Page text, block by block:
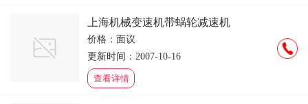
上海机械变速机带蜗轮减速机
价格：面议
更新时间：2007-10-16
查看详情